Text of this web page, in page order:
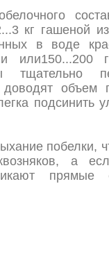
кг гашеной
в воде
или150...200
тщательно
доводят
подсинить
побелки,
а
прямые